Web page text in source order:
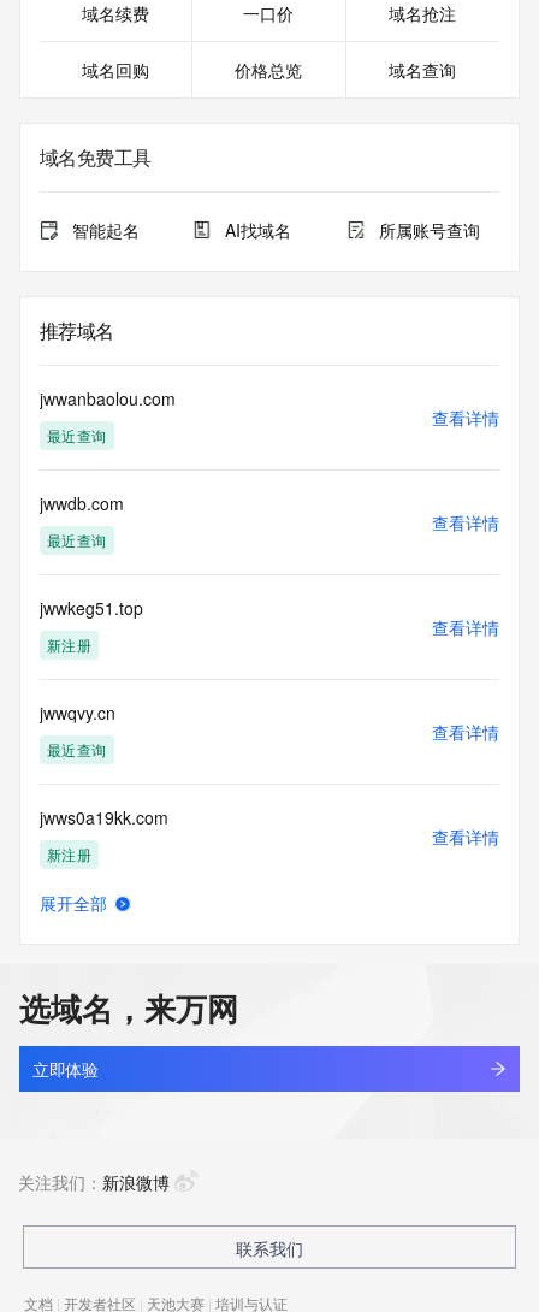
域名续费 一口价 域名抢注
域名回购 价格总览 域名查询
域名免费工具
智能起名 AI找域名 所属账号查询
推荐域名
jwwanbaolou.com
最近查询
查看详情
jwwdb.com
最近查询
查看详情
jwwkeg51.top
新注册
查看详情
jwwqvy.cn
最近查询
查看详情
jwws0a19kk.com
新注册
查看详情
kingsun.cn
最近查询
查看详情
最近查询
展开全部
选域名，来万网
立即体验
关注我们： 新浪微博
联系我们
文档 | 开发者社区 | 天池大赛 | 培训与认证